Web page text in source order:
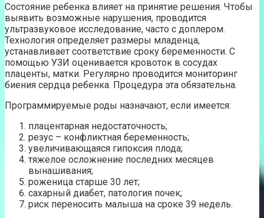
Состояние ребенка влияет на принятие решения. Чтобы
выявить возможные нарушения, проводится
ультразвуковое исследование, часто с доплером.
Технология определяет размеры младенца,
устанавливает соответствие сроку беременности. С
помощью УЗИ оценивается кровоток в сосудах
плаценты, матки. Регулярно проводится мониторинг
биения сердца ребенка. Процедура эта обязательна.
Программируемые роды назначают, если имеется:
плацентарная недостаточность;
резус – конфликтная беременность;
увеличивающаяся гипоксия плода;
тяжелое осложнение последних месяцев
вынашивания;
роженица старше 30 лет;
сахарный диабет, патология почек;
риск переносить малыша на сроке 39 недель.